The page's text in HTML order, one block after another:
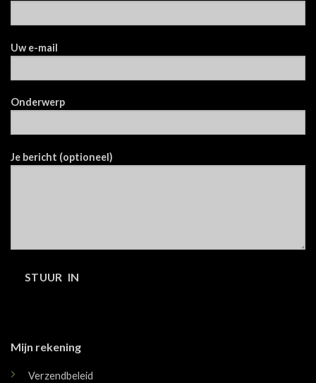
Mijn rekening
Verzendbeleid
Uw e-mail
Onderwerp
Je bericht (optioneel)